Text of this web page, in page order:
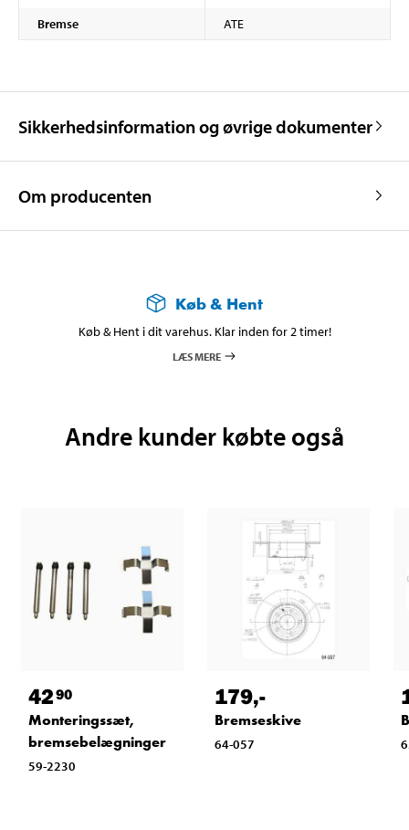
Bremse
ATE
Sikkerhedsinformation og øvrige dokumenter
Om producenten
Køb & Hent
Køb & Hent i dit varehus. Klar inden for 2 timer!
LÆS MERE
Andre kunder købte også
4290
Monteringssæt,
bremsebelægninger
59-2230
179,-
Bremseskive
64-057